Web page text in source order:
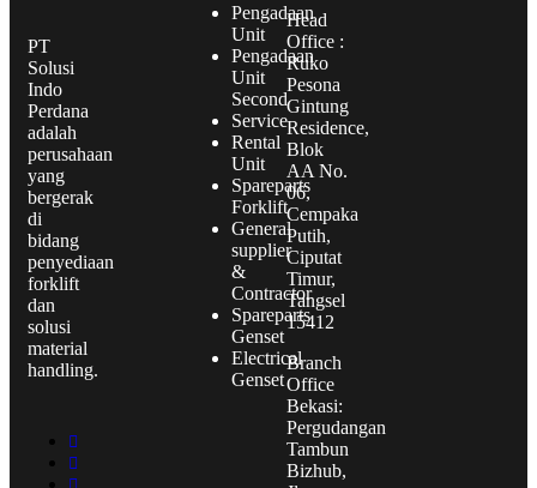
PT
Solusi
Indo
Perdana
adalah
perusahaan
yang
bergerak
di
bidang
penyediaan
forklift
dan
solusi
material
handling.
Pengadaan
Unit
Pengadaan
Unit
Second
Service
Rental
Unit
Spareparts
Forklift
General
supplier
&
Contractor
Spareparts
Genset
Electrical
Genset
Head
Office :
Ruko
Pesona
Gintung
Residence,
Blok
AA No.
06,
Cempaka
Putih,
Ciputat
Timur,
Tangsel
15412
Branch
Office
Bekasi:
Pergudangan
Tambun
Bizhub,